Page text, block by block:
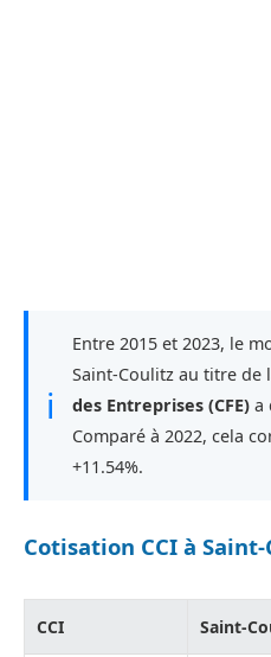
ℹ
Entre 2015 et 2023, le
Saint-Coulitz au titre de
des Entreprises (CFE) a
Comparé à 2022, cela
+11.54%.
Cotisation CCI à
CCI Saint-